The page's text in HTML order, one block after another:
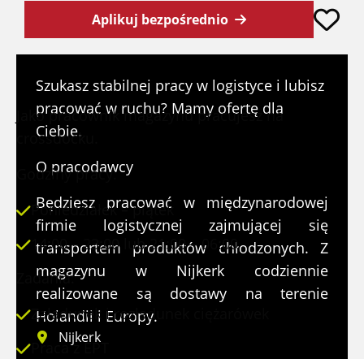
Aplikuj bezpośrednio
Szukasz stabilnej pracy w logistyce i lubisz
pracować w ruchu? Mamy ofertę dla
Ciebie.
O pracodawcy
Będziesz pracować w międzynarodowej
firmie logistycznej zajmującej się
transportem produktów chłodzonych. Z
magazynu w Nijkerk codziennie
realizowane są dostawy na terenie
Holandii i Europy.
Nijkerk
Jako pracownik magazynu pracujesz na
crossdocku.
Godziny pracy:
Poniedziałek – piątek
14:00 – 23:00 lub 21:00 – 06:00
Zadania:
Załadunek i rozładunek ciężarówek
Praca z EPT